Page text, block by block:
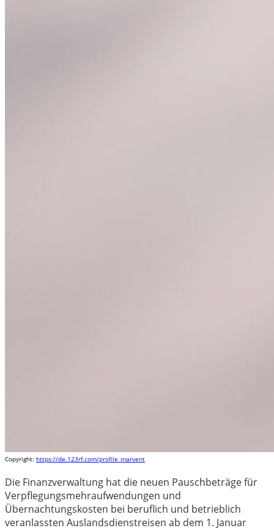
Copyright: https://de.123rf.com/profile_marvent
Die Finanzverwaltung hat die neuen Pauschbeträge für
Verpflegungsmehraufwendungen und
Übernachtungskosten bei beruflich und betrieblich
veranlassten Auslandsdienstreisen ab dem 1. Januar